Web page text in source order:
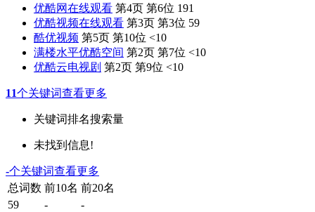
优酷网在线观看 第4页 第6位 191
优酷视频在线观看 第3页 第3位 59
酷优视频 第5页 第10位 <10
满楼水平优酷空间 第2页 第7位 <10
优酷云电视剧 第2页 第9位 <10
11个关键词查看更多
关键词排名搜索量
未找到信息!
-个关键词查看更多
总词数 前10名 前20名
59
-
-